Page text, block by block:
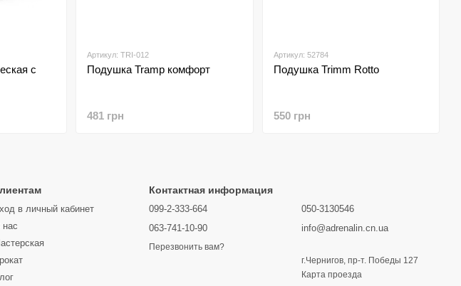
с
Артикул: TRI-012
Подушка Tramp комфорт
481 грн
Артикул: 52784
Подушка Trimm Rotto
550 грн
в личный кабинет
Контактная информация
099-2-333-664
063-741-10-90
Перезвонить вам?
050-3130546
info@adrenalin.cn.ua
г.Чернигов, пр-т. Победы 127
Карта проезда